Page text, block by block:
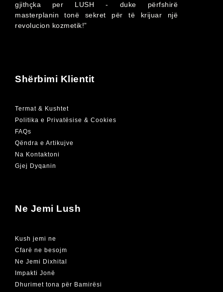
gjithçka per LUSH - duke përfshirë
masterplanin tonë sekret për të krijuar një
revolucion kozmetik!”
Shërbimi Klientit
Termat & Kushtet
Politika e Privatësise & Cookies
FAQs
Qëndra e Artikujve
Na Kontaktoni
Gjej Dyqanin
Ne Jemi Lush
Kush jemi ne
Cfarë ne besojm
Ne Jemi Dixhital
Impakti Jonë
Dhurimet tona për Bamirësi